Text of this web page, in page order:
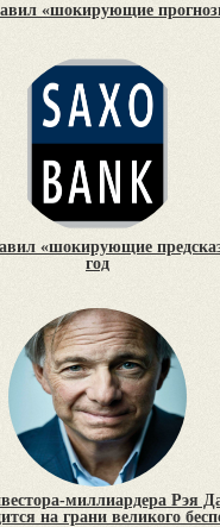
«шокирующие
«шокирующие
год
миллиардера Рэя
на грани великого